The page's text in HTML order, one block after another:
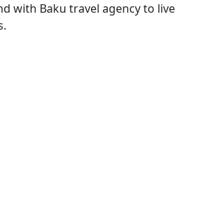
with Baku travel agency to live